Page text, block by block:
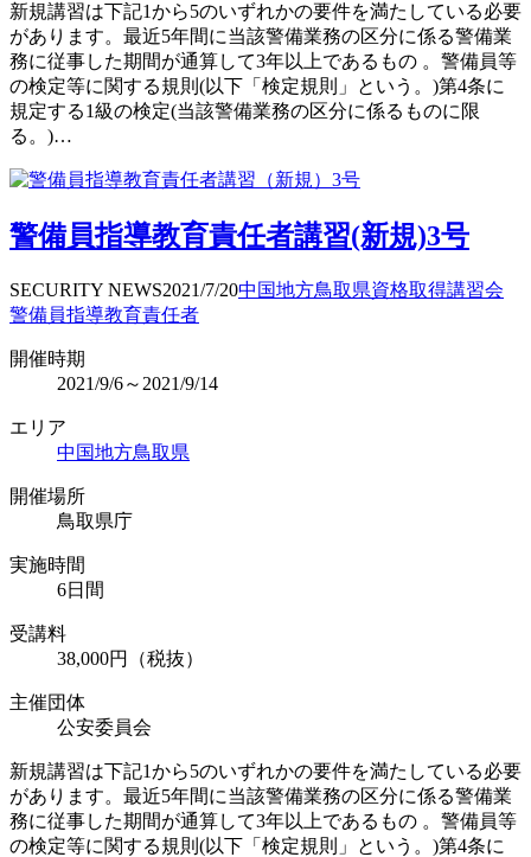
新規講習は下記1から5のいずれかの要件を満たしている必要
があります。最近5年間に当該警備業務の区分に係る警備業
務に従事した期間が通算して3年以上であるもの 。警備員等
の検定等に関する規則(以下「検定規則」という。)第4条に
規定する1級の検定(当該警備業務の区分に係るものに限
る。)…
警備員指導教育責任者講習(新規)3号
SECURITY NEWS2021/7/20中国地方鳥取県資格取得講習会
警備員指導教育責任者
開催時期
2021/9/6～2021/9/14
エリア
中国地方鳥取県
開催場所
鳥取県庁
実施時間
6日間
受講料
38,000円（税抜）
主催団体
公安委員会
新規講習は下記1から5のいずれかの要件を満たしている必要
があります。最近5年間に当該警備業務の区分に係る警備業
務に従事した期間が通算して3年以上であるもの 。警備員等
の検定等に関する規則(以下「検定規則」という。)第4条に